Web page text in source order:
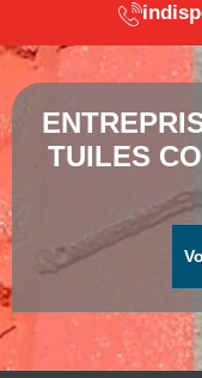
TUILES